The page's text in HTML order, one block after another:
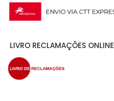
LIVRO RECLAMAÇÕES ONLINE